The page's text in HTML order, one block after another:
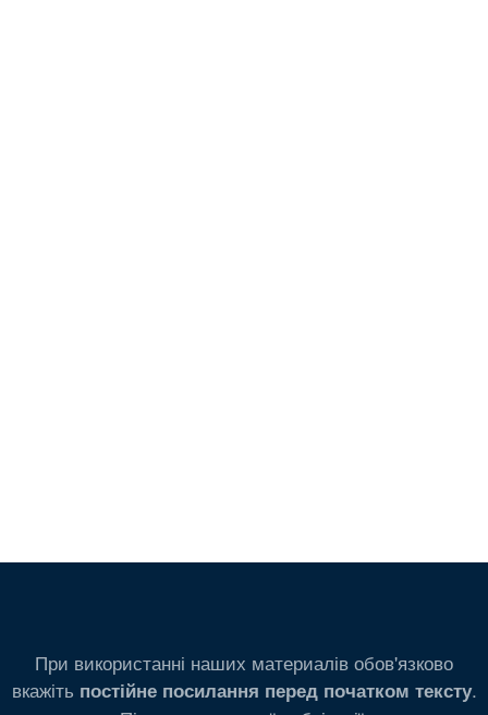
При використанні наших материалів обов'язково
вкажіть постійне посилання перед початком тексту.